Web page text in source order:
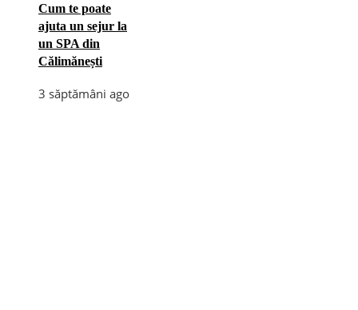
Cum te poate
ajuta un sejur la
un SPA din
Călimănești
3 săptămâni ago